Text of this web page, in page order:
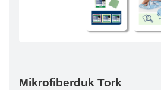
Mikrofiberduk Tork